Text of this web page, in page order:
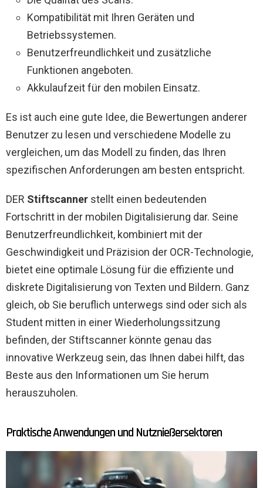
Kompatibilität mit Ihren Geräten und
Betriebssystemen.
Benutzerfreundlichkeit und zusätzliche
Funktionen angeboten.
Akkulaufzeit für den mobilen Einsatz.
Es ist auch eine gute Idee, die Bewertungen anderer
Benutzer zu lesen und verschiedene Modelle zu
vergleichen, um das Modell zu finden, das Ihren
spezifischen Anforderungen am besten entspricht.
DER Stiftscanner stellt einen bedeutenden
Fortschritt in der mobilen Digitalisierung dar. Seine
Benutzerfreundlichkeit, kombiniert mit der
Geschwindigkeit und Präzision der OCR-Technologie,
bietet eine optimale Lösung für die effiziente und
diskrete Digitalisierung von Texten und Bildern. Ganz
gleich, ob Sie beruflich unterwegs sind oder sich als
Student mitten in einer Wiederholungssitzung
befinden, der Stiftscanner könnte genau das
innovative Werkzeug sein, das Ihnen dabei hilft, das
Beste aus den Informationen um Sie herum
herauszuholen.
Praktische Anwendungen und Nutznießersektoren